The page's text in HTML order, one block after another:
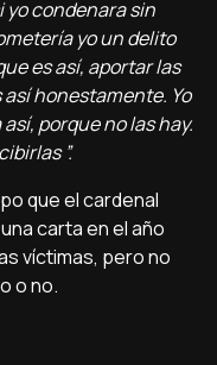
yo condenara sin
yo un delito
es así, aportar las
honestamente. Yo
porque no las hay.
”.
que el cardenal
carta en el año
víctimas, pero no
o no.